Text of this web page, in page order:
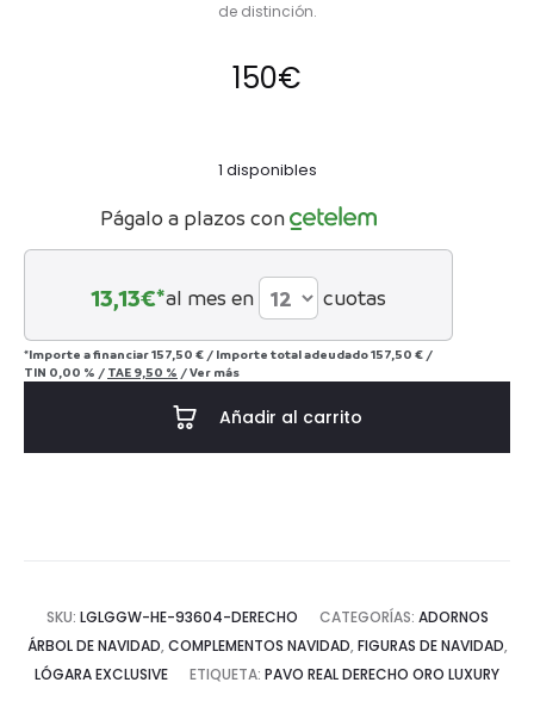
de distinción.
150€
1 disponibles
Págalo a plazos con
13,13€*al mes en cuotas
*Importe a financiar157,50 € / Importe total adeudado157,50 € /
TIN 0,00 % / TAE 9,50 % /Ver más
Añadir al carrito
SKU: LGLGGW-HE-93604-DERECHO CATEGORÍAS: ADORNOS
ÁRBOL DE NAVIDAD, COMPLEMENTOS NAVIDAD, FIGURAS DE NAVIDAD,
LÓGARA EXCLUSIVE
ETIQUETA: PAVO REAL DERECHO ORO LUXURY